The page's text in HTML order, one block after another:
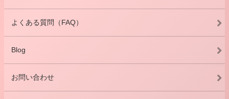
よくある質問（FAQ）
Blog
お問い合わせ